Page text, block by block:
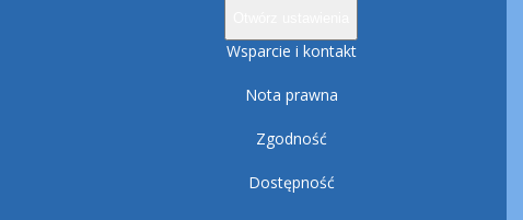
Wsparcie i kontakt
Nota prawna
Zgodność
Dostępność